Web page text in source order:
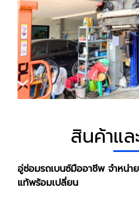
สินค้าแล
อู่ซ่อมรถเบนซ์มืออาชีพ จำหน่า
แท้พร้อมเปลี่ยน